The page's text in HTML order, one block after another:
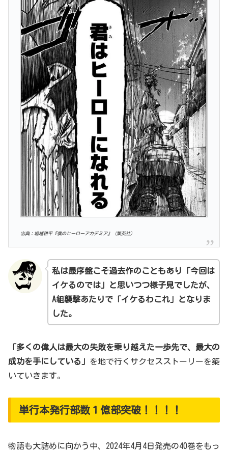
出典：堀越耕平『僕のヒーローアカデミア』（集英社）
私は最序盤こそ過去作のこともあり「今回は
イケるのでは」と思いつつ様子見でしたが、
A組襲撃あたりで「イケるわこれ」となりま
した。
「多くの偉人は最大の失敗を乗り越えた一歩先で、最大の
成功を手にしている」 を地で行くサクセスストーリーを築
いていきます。
単行本発行部数１億部突破！！！！
物語も大詰めに向かう中、2024年4月4日発売の40巻をもっ